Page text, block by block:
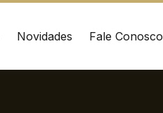
Novidades Fale Conosco